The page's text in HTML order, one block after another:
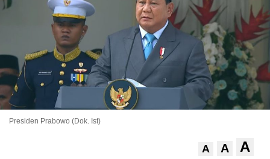
Presiden Prabowo (Dok. Ist)
A A A